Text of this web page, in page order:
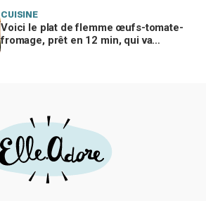
CUISINE
Voici le plat de flemme œufs-tomate-
fromage, prêt en 12 min, qui va